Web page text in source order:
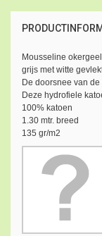
Mousseline
grijs met witte
De doorsnee van de
Deze hydrofiele
100% katoen
1.30 mtr. breed
135 gr/m2